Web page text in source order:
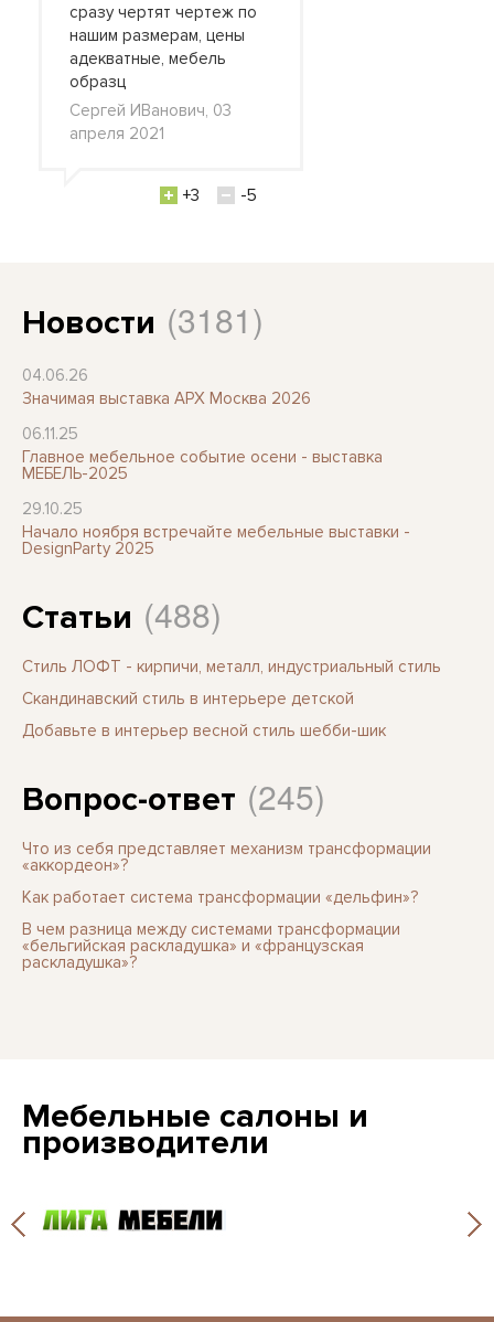
сразу чертят чертеж по
нашим размерам, цены
адекватные, мебель
образц
Сергей ИВанович, 03
апреля 2021
+3 -5
Новости (3181)
04.06.26
Значимая выставка АРХ Москва 2026
06.11.25
Главное мебельное событие осени - выставка
МЕБЕЛЬ-2025
29.10.25
Начало ноября встречайте мебельные выставки -
DesignParty 2025
Статьи (488)
Стиль ЛОФТ - кирпичи, металл, индустриальный стиль
Скандинавский стиль в интерьере детской
Добавьте в интерьер весной стиль шебби-шик
Вопрос-ответ (245)
Что из себя представляет механизм трансформации
«аккордеон»?
Как работает система трансформации «дельфин»?
В чем разница между системами трансформации
«бельгийская раскладушка» и «французская
раскладушка»?
Мебельные салоны и
производители